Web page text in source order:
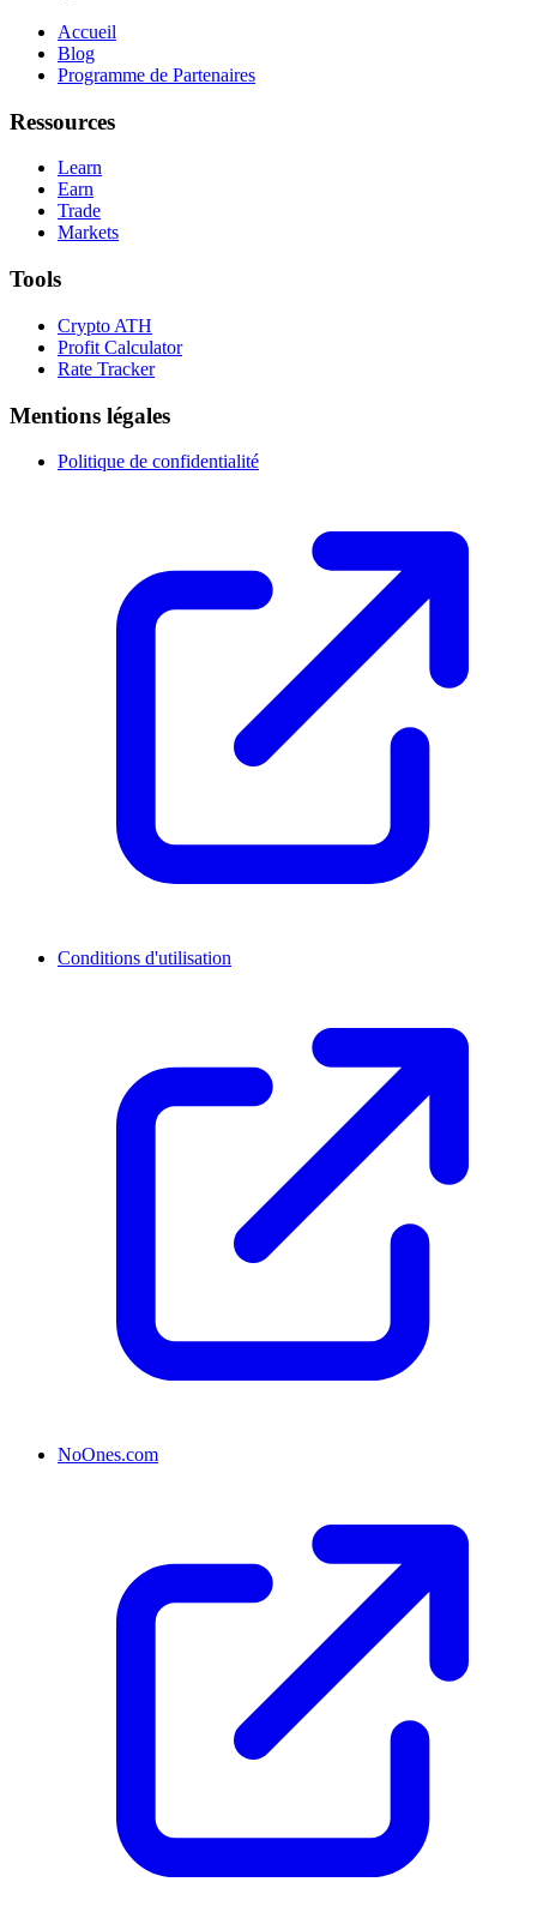
Accueil
Blog
Programme de Partenaires
Ressources
Learn
Earn
Trade
Markets
Tools
Crypto ATH
Profit Calculator
Rate Tracker
Mentions légales
Politique de confidentialité
Conditions d'utilisation
NoOnes.com